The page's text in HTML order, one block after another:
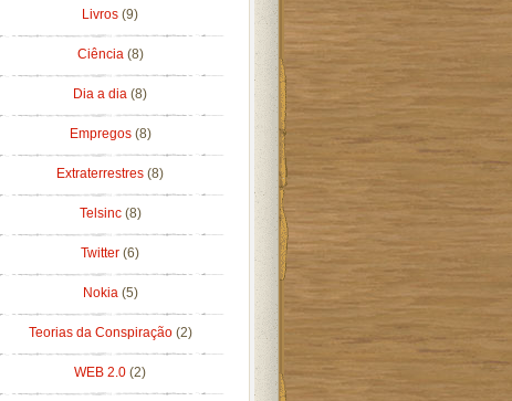
Livros (9)
Ciência (8)
Dia a dia (8)
Empregos (8)
Extraterrestres (8)
Telsinc (8)
Twitter (6)
Nokia (5)
Teorias da Conspiração (2)
WEB 2.0 (2)